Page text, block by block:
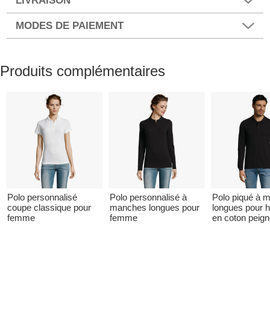
MODES DE PAIEMENT
Produits complémentaires
Polo personnalisé
coupe classique pour
femme
Polo personnalisé à
manches longues pour
femme
Polo piqué à
longues pour
en coton